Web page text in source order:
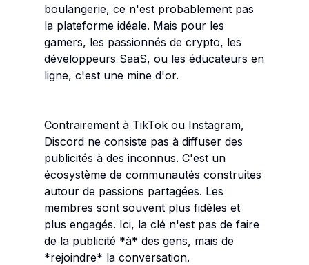
boulangerie, ce n'est probablement pas
la plateforme idéale. Mais pour les
gamers, les passionnés de crypto, les
développeurs SaaS, ou les éducateurs en
ligne, c'est une mine d'or.
Contrairement à TikTok ou Instagram,
Discord ne consiste pas à diffuser des
publicités à des inconnus. C'est un
écosystème de communautés construites
autour de passions partagées. Les
membres sont souvent plus fidèles et
plus engagés. Ici, la clé n'est pas de faire
de la publicité *à* des gens, mais de
*rejoindre* la conversation.